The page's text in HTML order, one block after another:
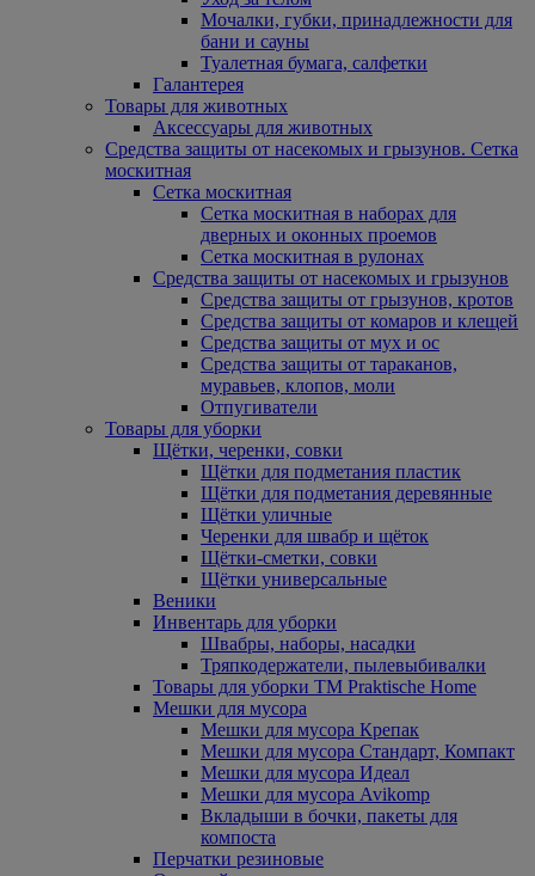
Мочалки, губки, принадлежности для
бани и сауны
Туалетная бумага, салфетки
Галантерея
Товары для животных
Аксессуары для животных
Средства защиты от насекомых и грызунов. Сетка
москитная
Сетка москитная
Сетка москитная в наборах для
дверных и оконных проемов
Сетка москитная в рулонах
Средства защиты от насекомых и грызунов
Средства защиты от грызунов, кротов
Средства защиты от комаров и клещей
Средства защиты от мух и ос
Средства защиты от тараканов,
муравьев, клопов, моли
Отпугиватели
Товары для уборки
Щётки, черенки, совки
Щётки для подметания пластик
Щётки для подметания деревянные
Щётки уличные
Черенки для швабр и щёток
Щётки-сметки, совки
Щётки универсальные
Веники
Инвентарь для уборки
Швабры, наборы, насадки
Тряпкодержатели, пылевыбивалки
Товары для уборки ТМ Praktische Home
Мешки для мусора
Мешки для мусора Крепак
Мешки для мусора Стандарт, Компакт
Мешки для мусора Идеал
Мешки для мусора Avikomp
Вкладыши в бочки, пакеты для
компоста
Перчатки резиновые